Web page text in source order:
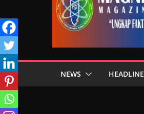
NEWS HEADLINE